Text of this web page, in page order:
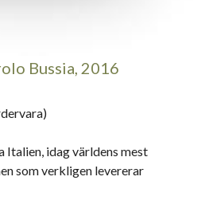
Bussia, 2016
Italien, idag världens mest
som verkligen levererar